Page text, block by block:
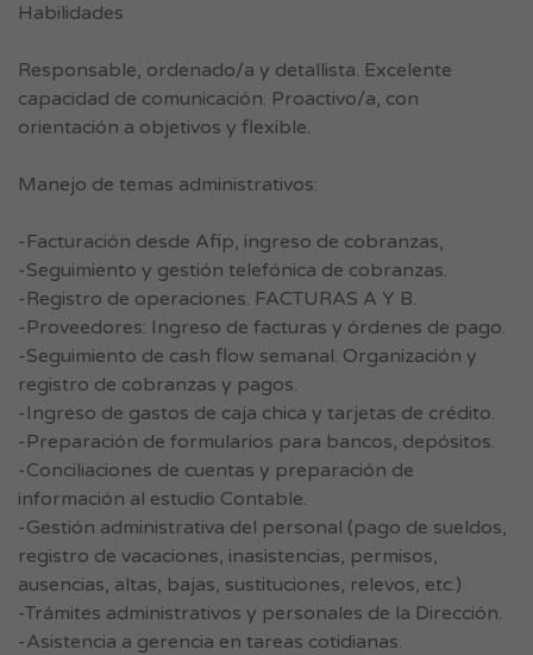
Habilidades
Responsable, ordenado/a y detallista. Excelente
capacidad de comunicación. Proactivo/a, con
orientación a objetivos y flexible.
Manejo de temas administrativos:
-Facturación desde Afip, ingreso de cobranzas,
-Seguimiento y gestión telefónica de cobranzas.
-Registro de operaciones. FACTURAS A Y B.
-Proveedores: Ingreso de facturas y órdenes de pago.
-Seguimiento de cash flow semanal. Organización y
registro de cobranzas y pagos.
-Ingreso de gastos de caja chica y tarjetas de crédito.
-Preparación de formularios para bancos, depósitos.
-Conciliaciones de cuentas y preparación de
información al estudio Contable.
-Gestión administrativa del personal (pago de sueldos,
registro de vacaciones, inasistencias, permisos,
ausencias, altas, bajas, sustituciones, relevos, etc.)
-Trámites administrativos y personales de la Dirección.
-Asistencia a gerencia en tareas cotidianas.